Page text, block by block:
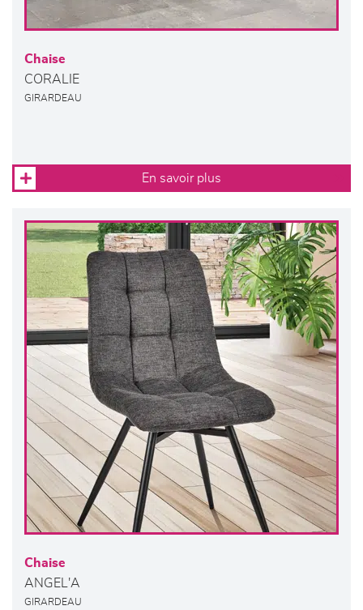
Chaise
CORALIE
GIRARDEAU
En savoir plus
Chaise
ANGEL'A
GIRARDEAU